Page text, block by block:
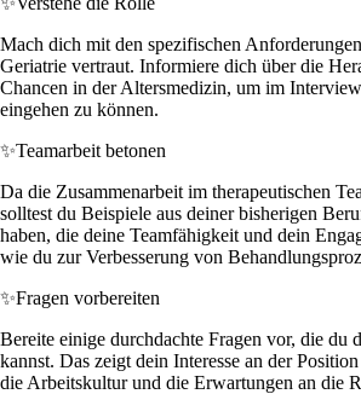
Mach dich mit den spezifischen
Geriatrie vertraut. Informiere dich über die
Chancen in der Altersmedizin, um im
eingehen zu können.
✨Teamarbeit betonen
Da die Zusammenarbeit im therapeutischen
solltest du Beispiele aus deiner bisherigen
haben, die deine Teamfähigkeit und dein
wie du zur Verbesserung von
✨Fragen vorbereiten
Bereite einige durchdachte Fragen vor, die du
kannst. Das zeigt dein Interesse an der
die Arbeitskultur und die Erwartungen an die